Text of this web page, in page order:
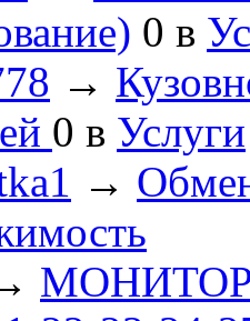
0 в
→
0 в Услуги
→
МОНИТОРЫ